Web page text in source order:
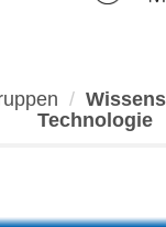
Technologie